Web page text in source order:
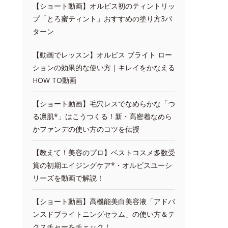
【ショート動画】オルビス初のティントリッ
プ「とろ蜜ティント」おすすめの塗り方3パ
ターン
【動画でレッスン】オルビス ブライト ロー
ションの効果的な使い方｜キレイをかなえる
HOW TO動画
【ショート動画】毛穴レスでなめらかな「つ
る凛肌*」はこうつくる！新・高密着なめら
かファンデの使い方のコツを伝授
【教えて！美容のプロ】ベストコスメ多数受
賞の初期エイジングケア*・オルビスユーシ
リーズを動画で解説！
【ショート動画】高機能美白美容液「アドバ
ンスドブライトニングセラム」の使い方＆テ